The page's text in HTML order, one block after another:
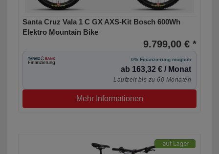
Santa Cruz Vala 1 C GX AXS-Kit Bosch 600Wh
Elektro Mountain Bike
9.799,00 € *
0% Finanzierung möglich
ab 163,32 € / Monat
Laufzeit bis zu 60 Monaten
Mehr Informationen